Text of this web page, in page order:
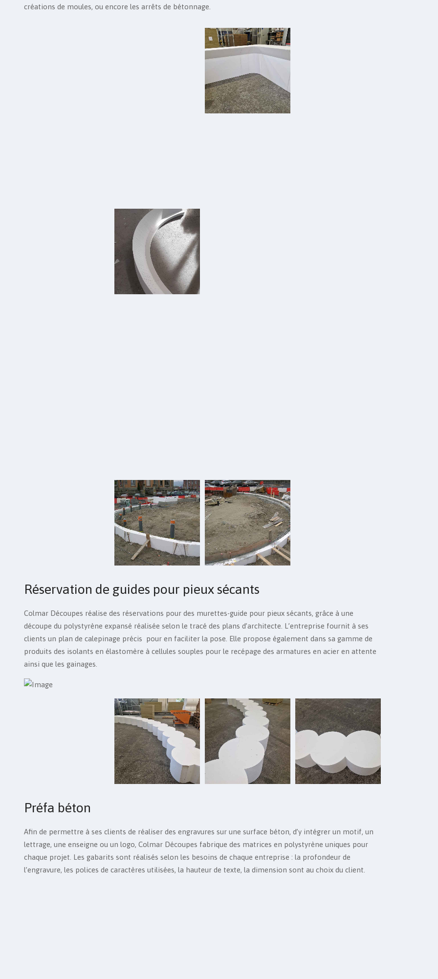
créations de moules, ou encore les arrêts de bétonnage.
Réservation de guides pour pieux sécants
Colmar Découpes réalise des réservations pour des murettes-guide pour pieux sécants, grâce à une
découpe du polystyrène expansé réalisée selon le tracé des plans d’architecte. L’entreprise fournit à ses
clients un plan de calepinage précis pour en faciliter la pose. Elle propose également dans sa gamme de
produits des isolants en élastomère à cellules souples pour le recépage des armatures en acier en attente
ainsi que les gainages.
Préfa béton
Afin de permettre à ses clients de réaliser des engravures sur une surface béton, d’y intégrer un motif, un
lettrage, une enseigne ou un logo, Colmar Découpes fabrique des matrices en polystyrène uniques pour
chaque projet. Les gabarits sont réalisés selon les besoins de chaque entreprise : la profondeur de
l’engravure, les polices de caractères utilisées, la hauteur de texte, la dimension sont au choix du client.